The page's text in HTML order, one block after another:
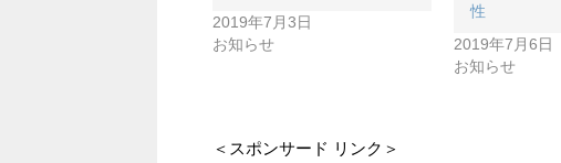
2019年7月3日
お知らせ
性
2019年7月6日
お知らせ
＜スポンサード リンク＞